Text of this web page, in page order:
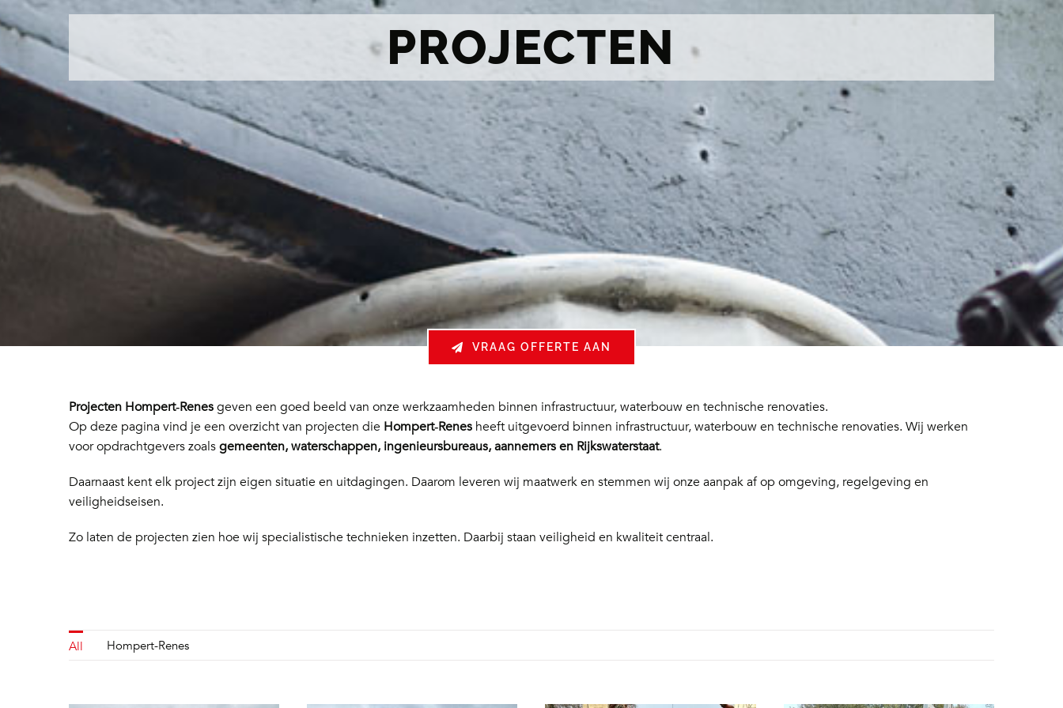
PROJECTEN
VRAAG OFFERTE AAN
Projecten Hompert‑Renesgeven een goed beeld van onze werkzaamheden binnen infrastructuur, waterbouw en technische renovaties.
Op deze pagina vind je een overzicht van projecten die Hompert‑Renesheeft uitgevoerd binnen infrastructuur, waterbouw en technische renovaties. Wij werken
voor opdrachtgevers zoalsgemeenten, waterschappen, ingenieursbureaus, aannemers en Rijkswaterstaat.
Daarnaast kent elk project zijn eigen situatie en uitdagingen. Daarom leveren wij maatwerk en stemmen wij onze aanpak af op omgeving, regelgeving en
veiligheidseisen.
Zo laten de projecten zien hoe wij specialistische technieken inzetten. Daarbij staan veiligheid en kwaliteit centraal.
All Hompert-Renes